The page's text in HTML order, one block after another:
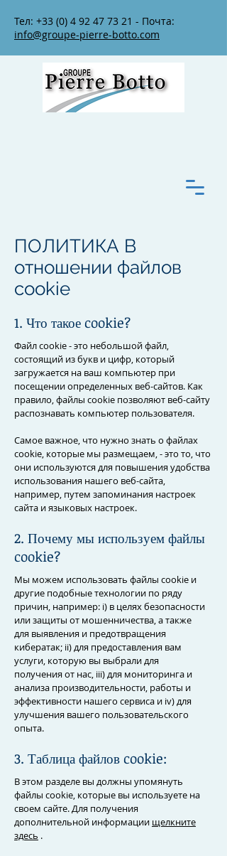
Тел: +33 (0) 4 92 47 73 21 - Почта:
info@groupe-pierre-botto.com
ПОЛИТИКА В
отношении файлов
cookie
1. Что такое cookie?
Файл cookie - это небольшой файл,
состоящий из букв и цифр, который
загружается на ваш компьютер при
посещении определенных веб-сайтов. Как
правило, файлы cookie позволяют веб-сайту
распознавать компьютер пользователя.
Самое важное, что нужно знать о файлах
cookie, которые мы размещаем, - это то, что
они используются для повышения удобства
использования нашего веб-сайта,
например, путем запоминания настроек
сайта и языковых настроек.
2. Почему мы используем файлы
cookie?
Мы можем использовать файлы cookie и
другие подобные технологии по ряду
причин, например: i) в целях безопасности
или защиты от мошенничества, а также
для выявления и предотвращения
кибератак; ii) для предоставления вам
услуги, которую вы выбрали для
получения от нас, iii) для мониторинга и
анализа производительности, работы и
эффективности нашего сервиса и iv) для
улучшения вашего пользовательского
опыта.
3. Таблица файлов cookie:
В этом разделе вы должны упомянуть
файлы cookie, которые вы используете на
своем сайте. Для получения
дополнительной информации щелкните
здесь .